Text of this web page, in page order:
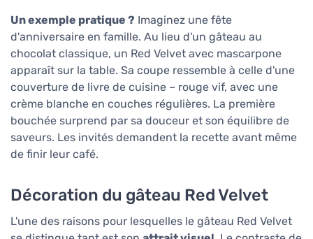
Un exemple pratique ? Imaginez une fête
d'anniversaire en famille. Au lieu d'un gâteau au
chocolat classique, un Red Velvet avec mascarpone
apparaît sur la table. Sa coupe ressemble à celle d'une
couverture de livre de cuisine – rouge vif, avec une
crème blanche en couches régulières. La première
bouchée surprend par sa douceur et son équilibre de
saveurs. Les invités demandent la recette avant même
de finir leur café.
Décoration du gâteau Red Velvet
L'une des raisons pour lesquelles le gâteau Red Velvet